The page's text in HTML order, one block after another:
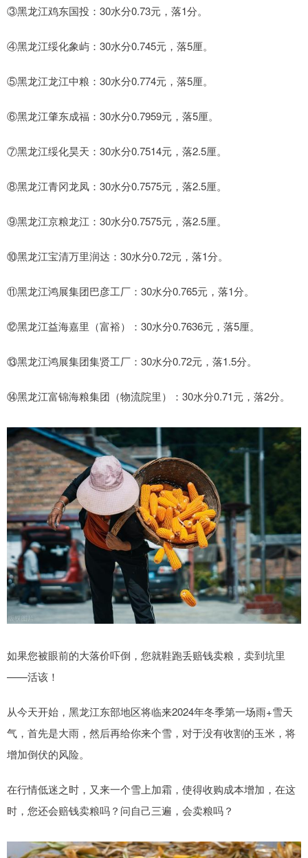
③黑龙江鸡东国投：30水分0.73元，落1分。
④黑龙江绥化象屿：30水分0.745元，落5厘。
⑤黑龙江龙江中粮：30水分0.774元，落5厘。
⑥黑龙江肇东成福：30水分0.7959元，落5厘。
⑦黑龙江绥化昊天：30水分0.7514元，落2.5厘。
⑧黑龙江青冈龙凤：30水分0.7575元，落2.5厘。
⑨黑龙江京粮龙江：30水分0.7575元，落2.5厘。
⑩黑龙江宝清万里润达：30水分0.72元，落1分。
⑪黑龙江鸿展集团巴彦工厂：30水分0.765元，落1分。
⑫黑龙江益海嘉里（富裕）：30水分0.7636元，落5厘。
⑬黑龙江鸿展集团集贤工厂：30水分0.72元，落1.5分。
⑭黑龙江富锦海粮集团（物流院里）：30水分0.71元，落2分。
如果您被眼前的大落价吓倒，您就鞋跑丢赔钱卖粮，卖到坑里
——活该！
从今天开始，黑龙江东部地区将临来2024年冬季第一场雨+雪天
气，首先是大雨，然后再给你来个雪，对于没有收割的玉米，将
增加倒伏的风险。
在行情低迷之时，又来一个雪上加霜，使得收购成本增加，在这
时，您还会赔钱卖粮吗？问自己三遍，会卖粮吗？